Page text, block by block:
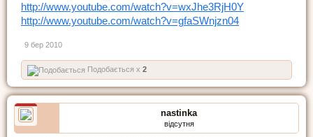
http://www.youtube.com/watch?v=wxJhe3RjH0Y
http://www.youtube.com/watch?v=gfaSWnjzn04
9 бер 2010
Подобається x 2
nastinka
відсутня